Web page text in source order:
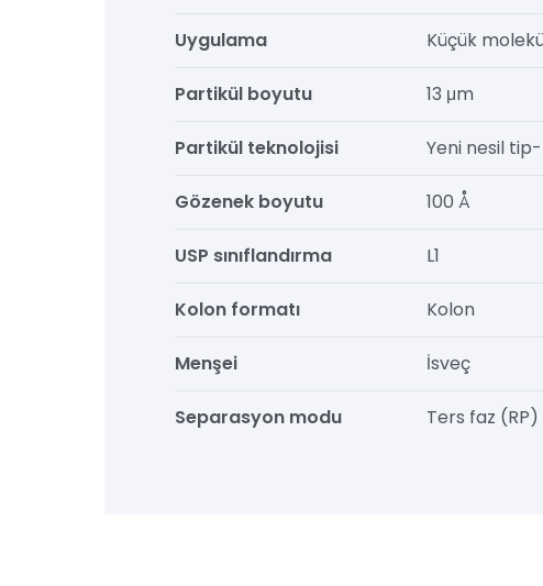
Uygulama Küçük
Partikül boyutu 13 μm
Partikül teknolojisi Yeni nesil
Gözenek boyutu 100 Å
USP sınıflandırma L1
Kolon formatı Kolon
Menşei İsveç
Separasyon modu Ters faz (RP)